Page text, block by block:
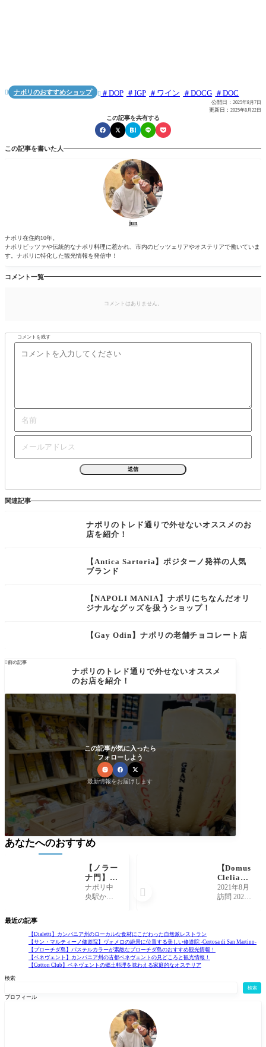
 ナポリのおすすめショップ  DOP IGP ワイン DOCG DOC
公開日： 2025年8月7日
更新日： 2025年8月22日
この記事を共有する
この記事を書いた人
jun
ナポリ在住約10年。
ナポリピッツァや伝統的なナポリ料理に惹かれ、市内のピッツェリアやオステリアで働いていま
す。ナポリに特化した観光情報を発信中！
コメント一覧
コメントはありません。
コメントを残す
関連記事
ナポリのトレド通りで外せないオススメのお
店を紹介！
【Antica Sartoria】ポジターノ発祥の人気
ブランド
【NAPOLI MANIA】ナポリにちなんだオリ
ジナルなグッズを扱うショップ！
【Gay Odin】ナポリの老舗チョコレート店
前の記事
ナポリのトレド通りで外せないオススメ
のお店を紹介！
この記事が気に入ったら
フォローしよう
最新情報をお届けします
最近の記事
【Dialetti】カンパニア州のローカルな食材にこだわった自然派レストラン
【サン・マルティーノ修道院】ヴォメロの絶景に位置する美しい修道院 -Certosa di San Martino-
【プローチダ島】パステルカラーが素敵なプローチダ島のおすすめ観光情報！
【ベネヴェント】カンパニア州の古都ベネヴェントの見どころと観光情報！
【Cotton Club】ベネヴェントの郷土料理を味わえる家庭的なオステリア
検索
検索
プロフィール
あなたへのおすすめ
【ノラー
ナ門】市
民の生活
が根付く
ナポリ中
央駅から
ていった
ところに
あるのが
ノラーナ
【Domus
Clelia】
広々とし
た庭園が
ン
2021年8月
訪問 2021
エストゥ
ギリシャ
の美しい
